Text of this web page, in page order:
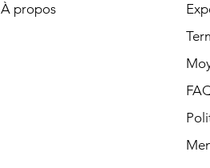
À propos